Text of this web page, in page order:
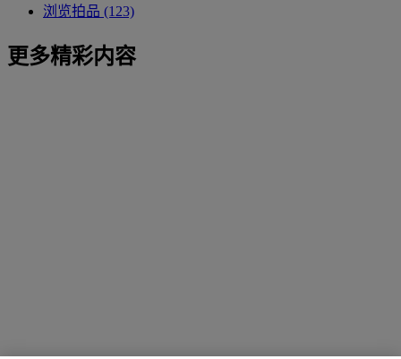
浏览拍品 (123)
更多精彩内容